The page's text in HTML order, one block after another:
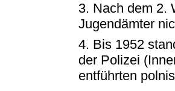
3. Nach dem 2.
Jugendämter
4. Bis 1952
der Polizei
entführten